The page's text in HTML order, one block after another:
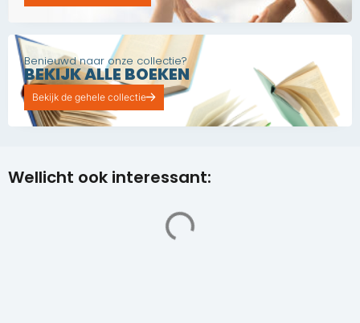
Benieuwd naar onze collectie?
BEKIJK ALLE BOEKEN
Bekijk de gehele collectie
Wellicht ook interessant: